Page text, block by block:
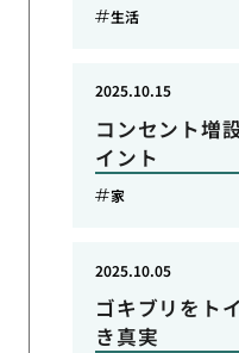
生活
コンセント増
イント
2025.10.15
家
ゴキブリをト
き真実
2025.10.05